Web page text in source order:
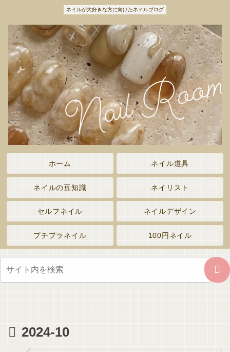
ネイルが大好きな方に向けたネイルブログ
ホーム ネイル道具
ネイルの豆知識 ネイリスト
セルフネイル ネイルデザイン
プチプラネイル 100円ネイル
2024-10